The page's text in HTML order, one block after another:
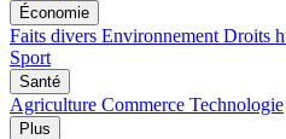
Économie
Faits divers Environnement Droits
Sport
Santé
Agriculture Commerce Technologie
Plus